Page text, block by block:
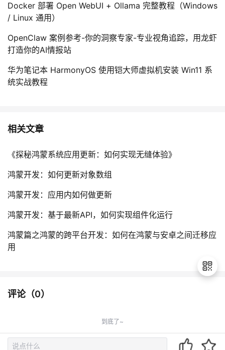
Docker 部署 Open WebUI + Ollama 完整教程（Windows
/ Linux 通用）
OpenClaw 案例参考-你的洞察专家-专业视角追踪，用龙虾
打造你的AI情报站
华为笔记本 HarmonyOS 使用铠大师虚拟机安装 Win11 系
统实战教程
相关文章
《探秘鸿蒙系统应用更新：如何实现无缝体验》
鸿蒙开发：如何更新对象数组
鸿蒙开发：应用内如何做更新
鸿蒙开发：基于最新API，如何实现组件化运行
鸿蒙篇之鸿蒙的跨平台开发：如何在鸿蒙与安卓之间迁移应
用
评论（0）
到底了~